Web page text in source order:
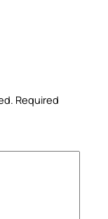
Required